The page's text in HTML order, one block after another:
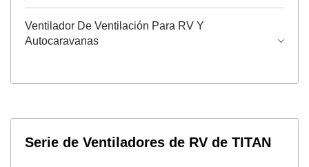
Ventilador De Ventilación Para RV Y
Autocaravanas
Serie de Ventiladores de RV de TITAN